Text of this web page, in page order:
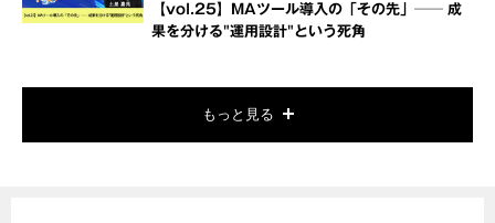
【vol.25】MAツール導入の「その先」── 成
果を分ける"運用設計"という死角
もっと見る